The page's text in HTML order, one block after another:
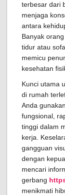
terbesar dari
menjaga
antara
Banyak
tidur atau
memicu
kesehatan
Kunci utama
di rumah
Anda
fungsional,
tinggi dalam
kerja.
gangguan
dengan
mencari
gerbang
menikmati